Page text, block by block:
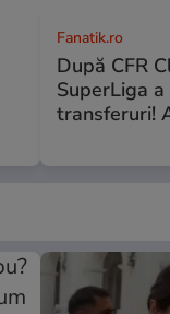
Fanatik.ro
După CFR
SuperLiga
transferuri!